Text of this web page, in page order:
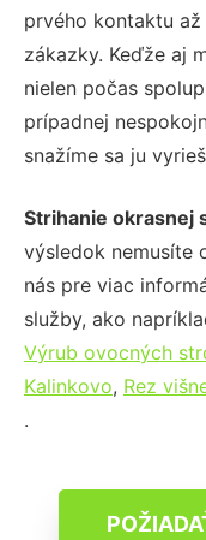
prvého kontaktu
zákazky. Keďže aj
nielen počas
prípadnej
snažíme sa ju
Strihanie okrasnej
výsledok nemusíte
nás pre viac
služby, ako
Výrub ovocných
Kalinkovo, Rez
.